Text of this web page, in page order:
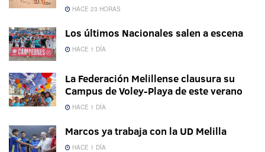
HACE 23 HORAS
Los últimos Nacionales salen a escena
HACE 1 DÍA
La Federación Melillense clausura su
Campus de Voley-Playa de este verano
HACE 1 DÍA
Marcos ya trabaja con la UD Melilla
HACE 1 DÍA